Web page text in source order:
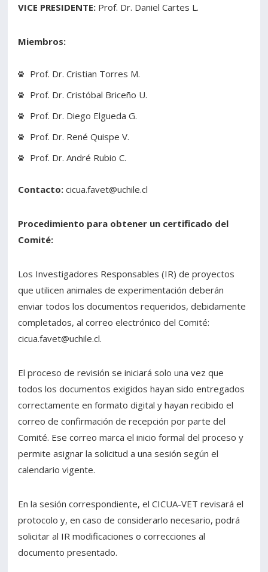
VICE PRESIDENTE: Prof. Dr. Daniel Cartes L.
Miembros:
Prof. Dr. Cristian Torres M.
Prof. Dr. Cristóbal Briceño U.
Prof. Dr. Diego Elgueda G.
Prof. Dr. René Quispe V.
Prof. Dr. André Rubio C.
Contacto:cicua.favet@uchile.cl
Procedimiento para obtener un certificado del
Comité:
Los Investigadores Responsables (IR) de proyectos
que utilicen animales de experimentación deberán
enviar todos los documentos requeridos, debidamente
completados, al correo electrónico del Comité:
cicua.favet@uchile.cl.
El proceso de revisión se iniciará solo una vez que
todos los documentos exigidos hayan sido entregados
correctamente en formato digital y hayan recibido el
correo de confirmación de recepción por parte del
Comité. Ese correo marca el inicio formal del proceso y
permite asignar la solicitud a una sesión según el
calendario vigente.
En la sesión correspondiente, el CICUA-VET revisará el
protocolo y, en caso de considerarlo necesario, podrá
solicitar al IR modificaciones o correcciones al
documento presentado.